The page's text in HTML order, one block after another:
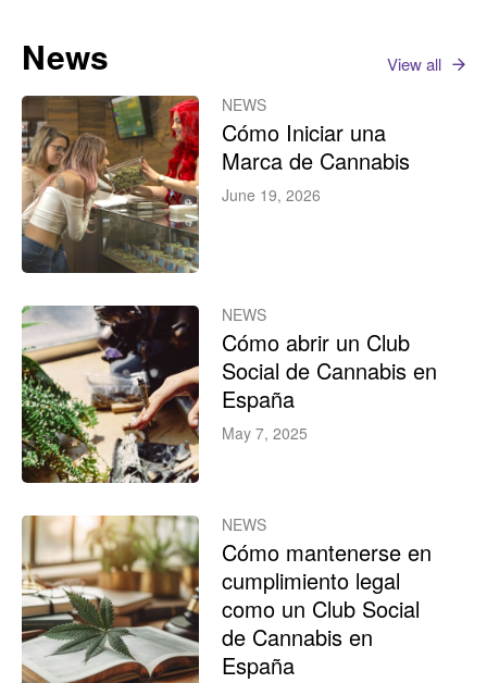
News View all
NEWS
Cómo Iniciar una
Marca de Cannabis
June 19, 2026
NEWS
Cómo abrir un Club
Social de Cannabis en
España
May 7, 2025
NEWS
Cómo mantenerse en
cumplimiento legal
como un Club Social
de Cannabis en
España